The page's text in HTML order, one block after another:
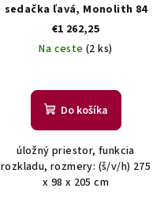
sedačka ľavá, Monolith 84
€1 262,25
Na ceste(2 ks)
Do košíka
úložný priestor, funkcia
rozkladu, rozmery: (š/v/h) 275
x 98 x 205 cm